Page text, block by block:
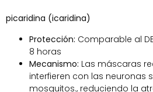
picaridina (icaridina)
Protección: Comparable al
8 horas
Mecanismo: Las máscaras
interfieren con las neuronas
mosquitos., reduciendo la